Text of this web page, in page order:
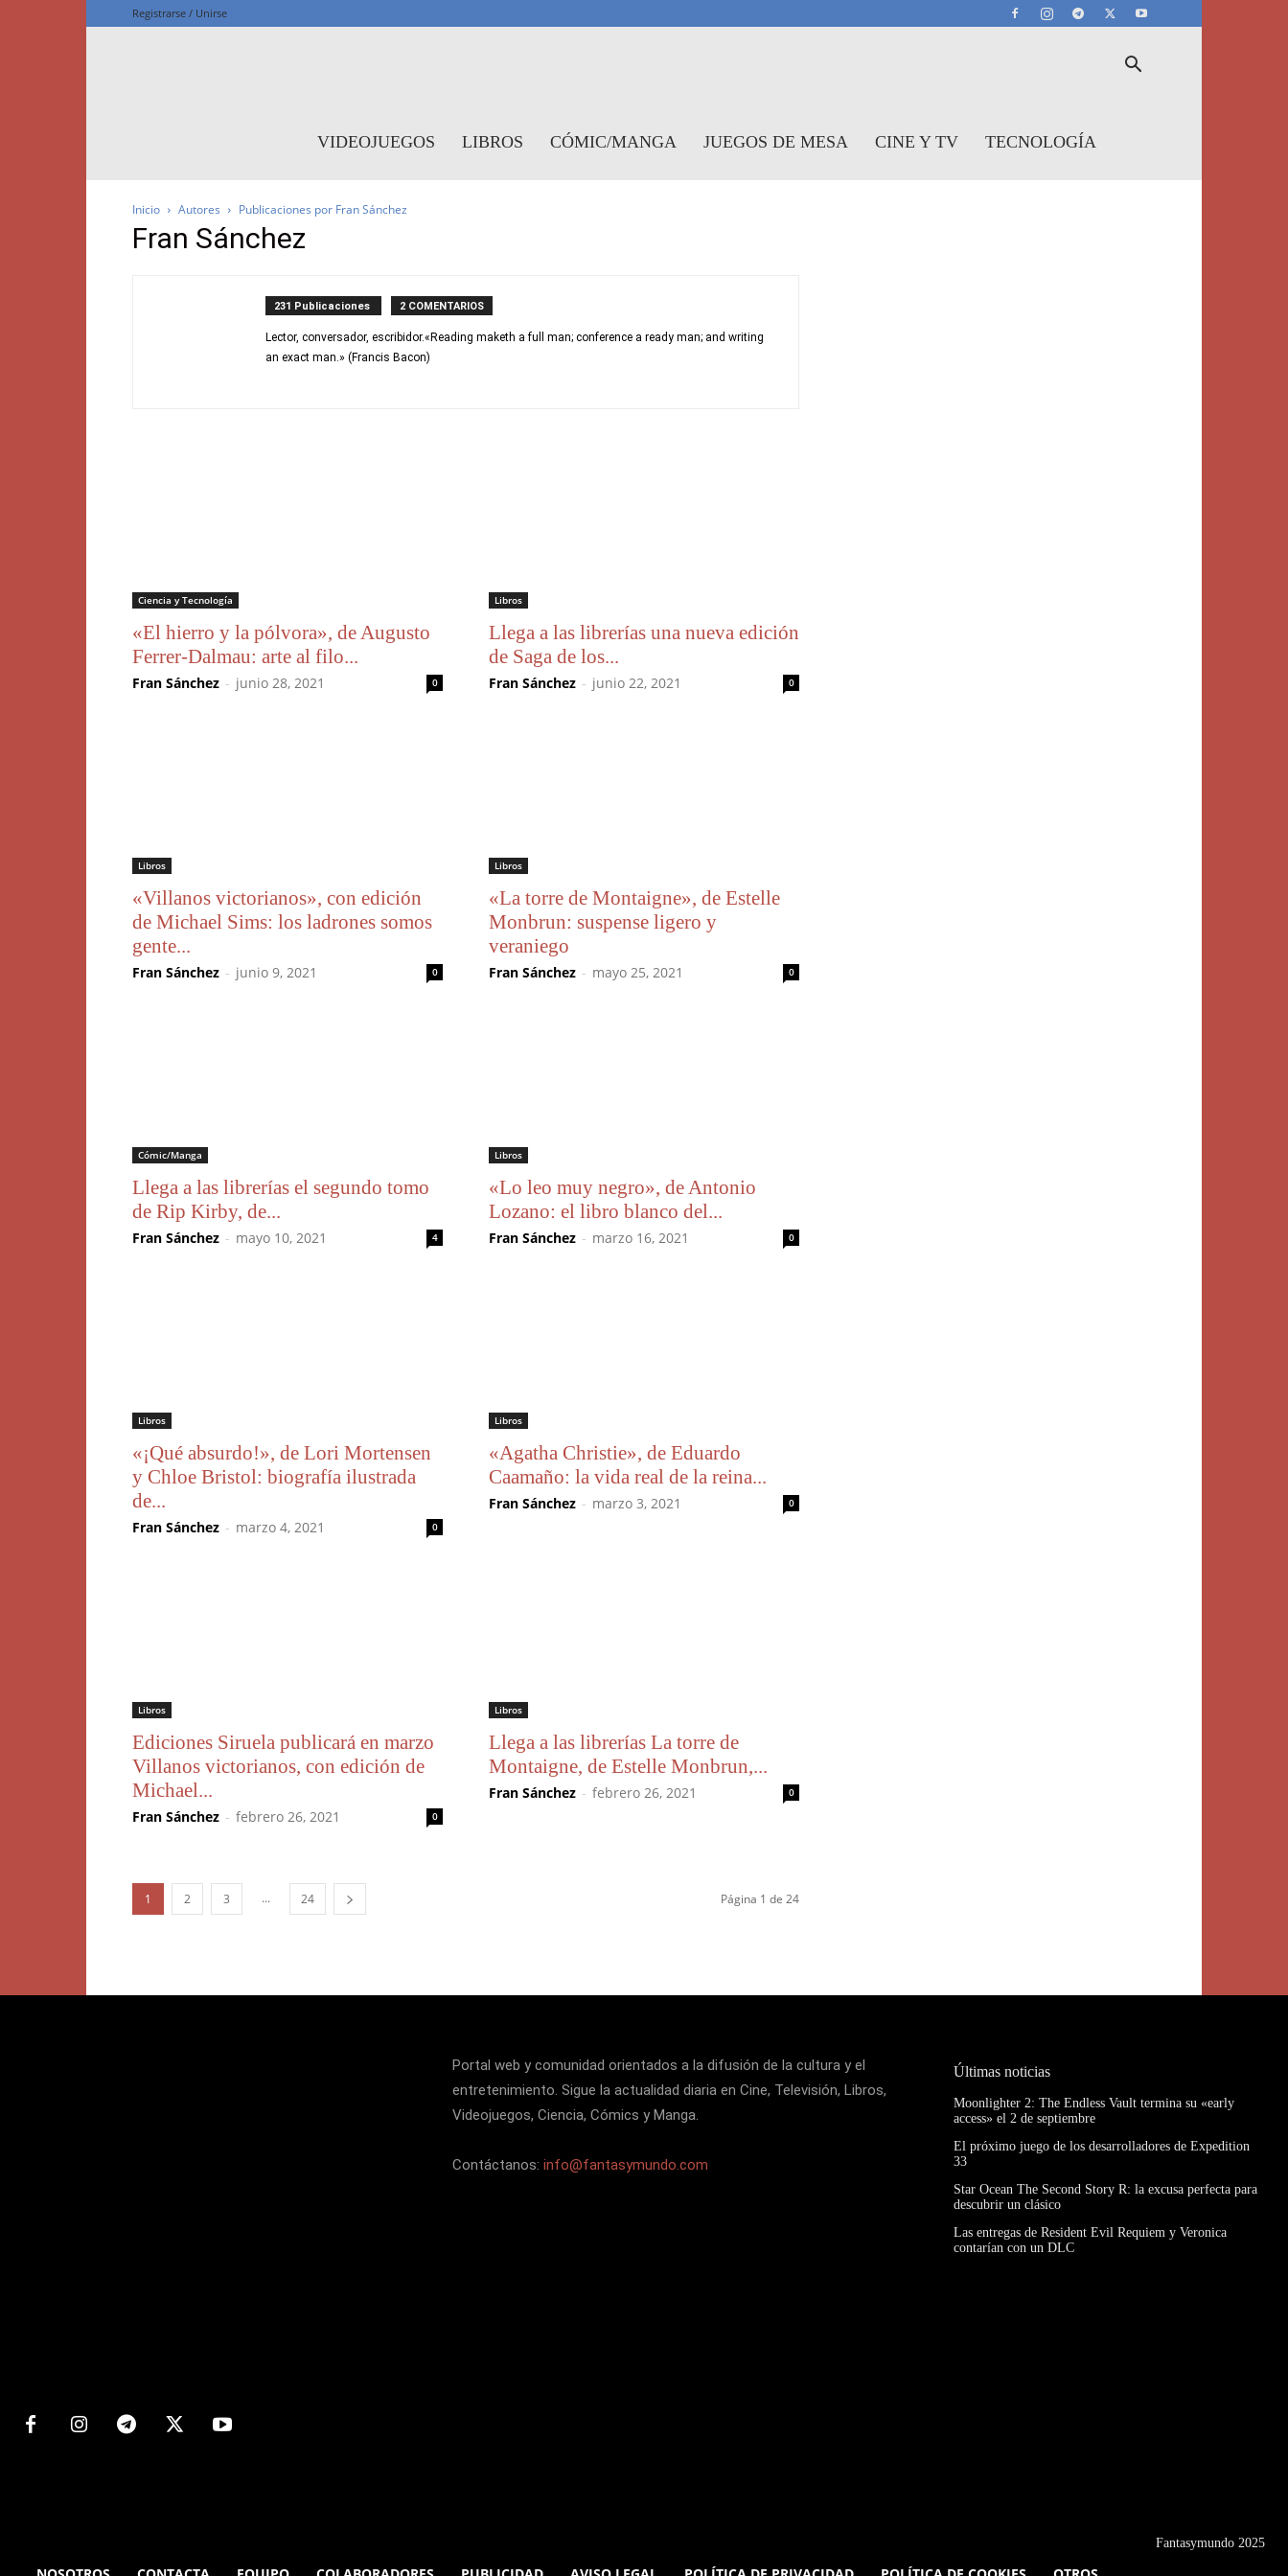
Registrarse / Unirse
VIDEOJUEGOS LIBROS CÓMIC/MANGA JUEGOS DE MESA CINE Y TV TECNOLOGÍA
Inicio Autores Publicaciones por Fran Sánchez
Fran Sánchez
231 Publicaciones 2 COMENTARIOS
Lector, conversador, escribidor.«Reading maketh a full man; conference a ready man; and writing
an exact man.» (Francis Bacon)
Ciencia y Tecnología
«El hierro y la pólvora», de Augusto
Ferrer-Dalmau: arte al filo...
Fran Sánchez - junio 28, 2021 0
Libros
Llega a las librerías una nueva edición
de Saga de los...
Fran Sánchez - junio 22, 2021 0
Libros
«Villanos victorianos», con edición
de Michael Sims: los ladrones somos
gente...
Fran Sánchez - junio 9, 2021 0
Libros
«La torre de Montaigne», de Estelle
Monbrun: suspense ligero y
veraniego
Fran Sánchez - mayo 25, 2021 0
Cómic/Manga
Llega a las librerías el segundo tomo
de Rip Kirby, de...
Fran Sánchez - mayo 10, 2021 4
Libros
«Lo leo muy negro», de Antonio
Lozano: el libro blanco del...
Fran Sánchez - marzo 16, 2021 0
Libros
«¡Qué absurdo!», de Lori Mortensen
y Chloe Bristol: biografía ilustrada
de...
Fran Sánchez - marzo 4, 2021 0
Libros
«Agatha Christie», de Eduardo
Caamaño: la vida real de la reina...
Fran Sánchez - marzo 3, 2021 0
Libros
Ediciones Siruela publicará en marzo
Villanos victorianos, con edición de
Michael...
Fran Sánchez - febrero 26, 2021 0
Libros
Llega a las librerías La torre de
Montaigne, de Estelle Monbrun,...
Fran Sánchez - febrero 26, 2021 0
1 2 3 ... 24 Página 1 de 24
Portal web y comunidad orientados a la difusión de la cultura y el
entretenimiento. Sigue la actualidad diaria en Cine, Televisión, Libros,
Videojuegos, Ciencia, Cómics y Manga.
Contáctanos: info@fantasymundo.com
Últimas noticias
Moonlighter 2: The Endless Vault termina su «early
access» el 2 de septiembre
El próximo juego de los desarrolladores de Expedition
33
Star Ocean The Second Story R: la excusa perfecta para
descubrir un clásico
Las entregas de Resident Evil Requiem y Veronica
contarían con un DLC
Fantasymundo 2025